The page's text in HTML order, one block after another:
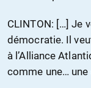
CLINTON: […] Je
démocratie. Il
à l’Alliance
comme une…